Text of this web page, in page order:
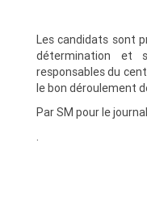
Les candidats sont
détermination et
responsables du
le bon déroulement
Par SM pour le
.